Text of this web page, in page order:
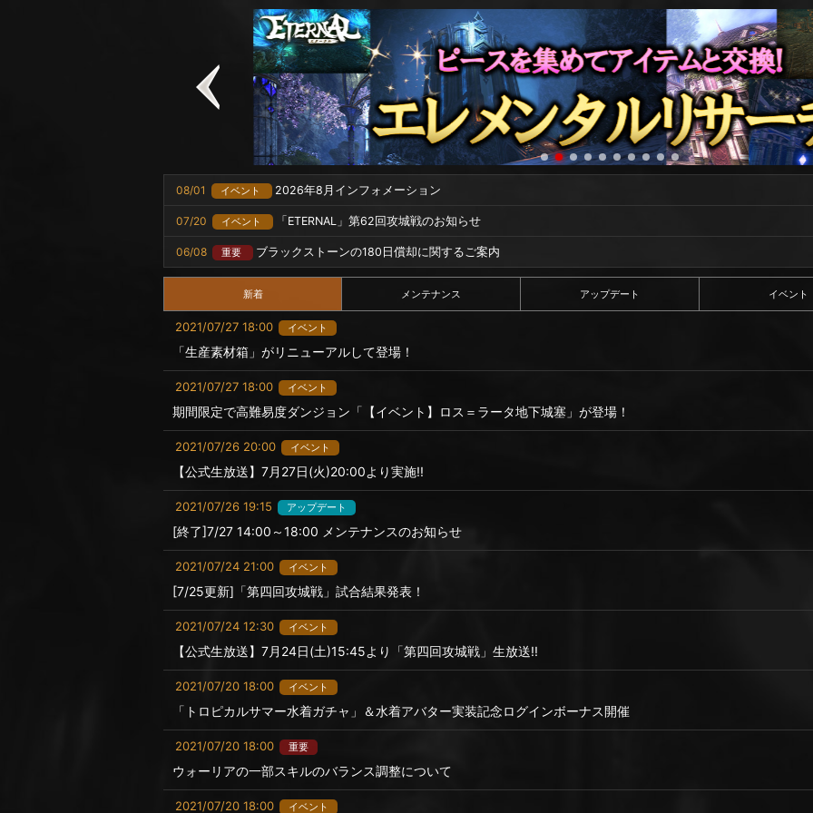
08/01 イベント 2026年8月インフォメーション
07/20 イベント 「ETERNAL」第62回攻城戦のお知らせ
06/08 重要 ブラックストーンの180日償却に関するご案内
新着 メンテナンス アップデート イベント
2021/07/27 18:00 イベント
「生産素材箱」がリニューアルして登場！
2021/07/27 18:00 イベント
期間限定で高難易度ダンジョン「【イベント】ロス＝ラータ地下城塞」が登場！
2021/07/26 20:00 イベント
【公式生放送】7月27日(火)20:00より実施!!
2021/07/26 19:15 アップデート
[終了]7/27 14:00～18:00 メンテナンスのお知らせ
2021/07/24 21:00 イベント
[7/25更新]「第四回攻城戦」試合結果発表！
2021/07/24 12:30 イベント
【公式生放送】7月24日(土)15:45より「第四回攻城戦」生放送!!
2021/07/20 18:00 イベント
「トロピカルサマー水着ガチャ」＆水着アバター実装記念ログインボーナス開催
2021/07/20 18:00 重要
ウォーリアの一部スキルのバランス調整について
2021/07/20 18:00 イベント